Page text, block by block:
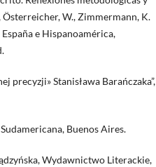
W., Zimmermann, K.
e Hispanoamérica,
precyzji» Stanisława Barańczaka”,
Buenos Aires.
Wydawnictwo Literackie,